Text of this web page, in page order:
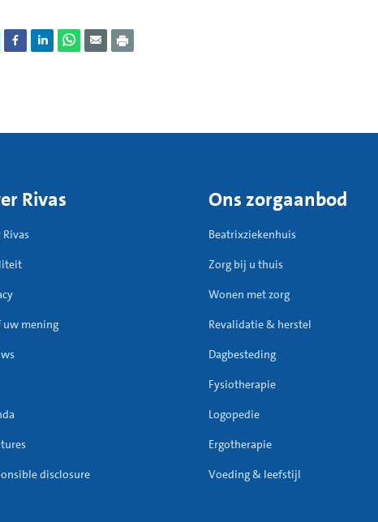
Rivas
Rivas
uw mening
disclosure
Ons zorgaanbod
Beatrixziekenhuis
Zorg bij u thuis
Wonen met zorg
Revalidatie & herstel
Dagbesteding
Fysiotherapie
Logopedie
Ergotherapie
Voeding & leefstijl